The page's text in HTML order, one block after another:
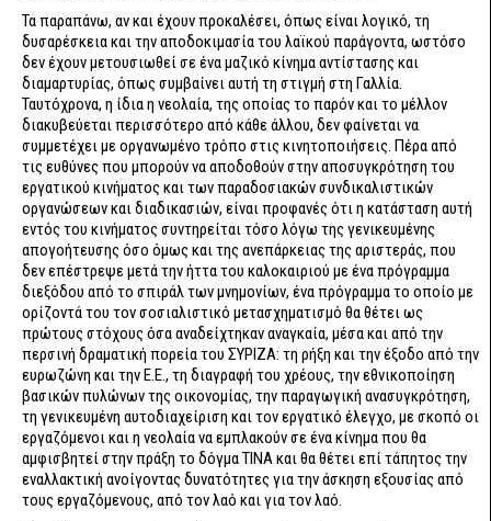
Τα παραπάνω, αν και έχουν προκαλέσει, όπως είναι λογικό, τη
δυσαρέσκεια και την αποδοκιμασία του λαϊκού παράγοντα, ωστόσο
δεν έχουν μετουσιωθεί σε ένα μαζικό κίνημα αντίστασης και
διαμαρτυρίας, όπως συμβαίνει αυτή τη στιγμή στη Γαλλία.
Ταυτόχρονα, η ίδια η νεολαία, της οποίας το παρόν και το μέλλον
διακυβεύεται περισσότερο από κάθε άλλου, δεν φαίνεται να
συμμετέχει με οργανωμένο τρόπο στις κινητοποιήσεις. Πέρα από
τις ευθύνες που μπορούν να αποδοθούν στην αποσυγκρότηση του
εργατικού κινήματος και των παραδοσιακών συνδικαλιστικών
οργανώσεων και διαδικασιών, είναι προφανές ότι η κατάσταση αυτή
εντός του κινήματος συντηρείται τόσο λόγω της γενικευμένης
απογοήτευσης όσο όμως και της ανεπάρκειας της αριστεράς, που
δεν επέστρεψε μετά την ήττα του καλοκαιριού με ένα πρόγραμμα
διεξόδου από το σπιράλ των μνημονίων, ένα πρόγραμμα το οποίο με
ορίζοντά του τον σοσιαλιστικό μετασχηματισμό θα θέτει ως
πρώτους στόχους όσα αναδείχτηκαν αναγκαία, μέσα και από την
περσινή δραματική πορεία του ΣΥΡΙΖΑ: τη ρήξη και την έξοδο από την
ευρωζώνη και την Ε.Ε., τη διαγραφή του χρέους, την εθνικοποίηση
βασικών πυλώνων της οικονομίας, την παραγωγική ανασυγκρότηση,
τη γενικευμένη αυτοδιαχείριση και τον εργατικό έλεγχο, με σκοπό οι
εργαζόμενοι και η νεολαία να εμπλακούν σε ένα κίνημα που θα
αμφισβητεί στην πράξη το δόγμα ΤΙΝΑ και θα θέτει επί τάπητος την
εναλλακτική ανοίγοντας δυνατότητες για την άσκηση εξουσίας από
τους εργαζόμενους, από τον λαό και για τον λαό.